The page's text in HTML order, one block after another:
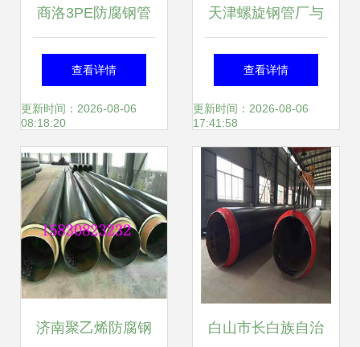
商洛3PE防腐钢管
价格解析与市场趋
势
查看详情
更新时间：2026-08-06
08:18:20
天津螺旋钢管厂与
焊接法兰螺旋钢
管、直缝焊管、镀
锌钢管的生产制造
查看详情
更新时间：2026-08-06
17:41:58
济南聚乙烯防腐钢 白山市长白族自治